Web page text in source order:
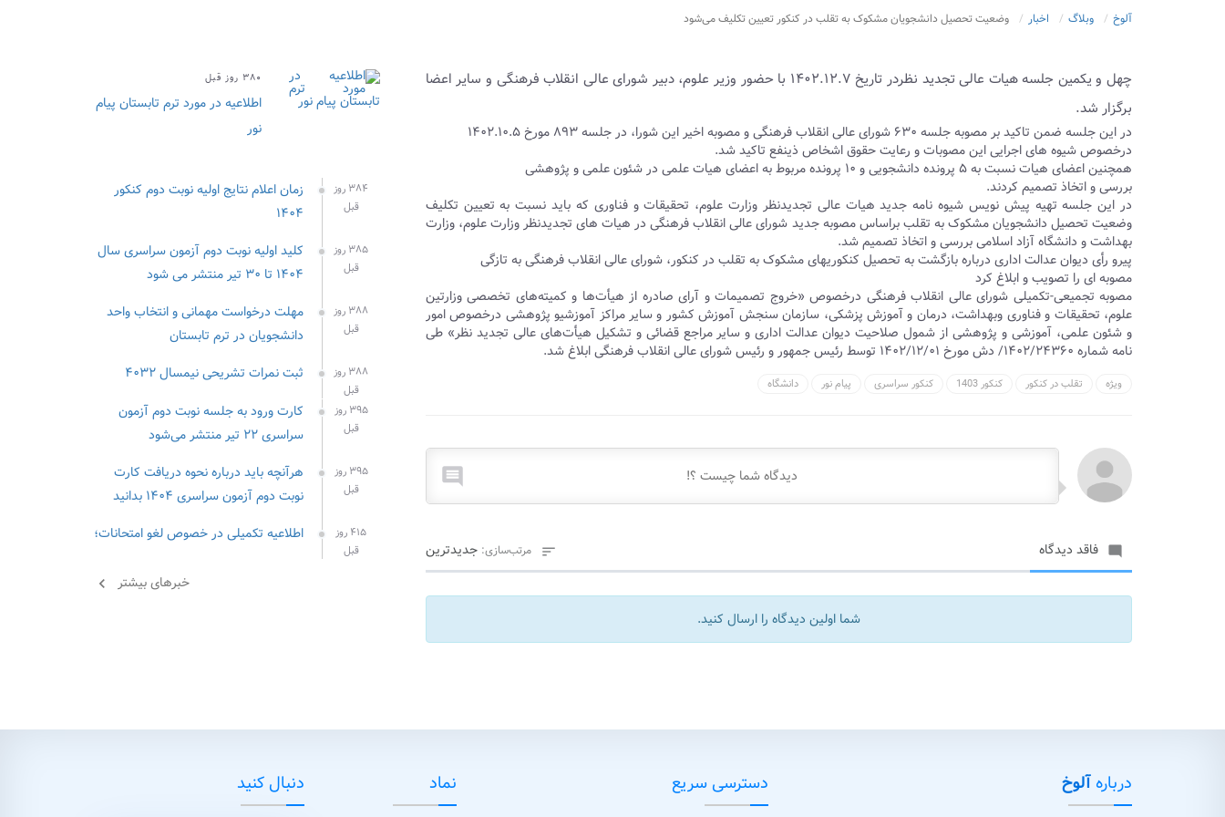
آلوخ وبلاگ اخبار وضعیت تحصیل دانشجویان مشکوک به تقلب در کنکور تعیین تکلیف می‌شود
چهل و یکمین جلسه هیات عالی تجدید نظردر تاریخ ۱۴۰۲.۱۲.۷ با حضور وزیر علوم، دبیر شورای عالی انقلاب فرهنگی و سایر اعضا
برگزار شد.
در این جلسه ضمن تاکید بر مصوبه جلسه‌ ۶۳۰ شورای عالی انقلاب فرهنگی و مصوبه اخیر این شورا، در جلسه‌ ۸۹۳ مورخ ۱۴۰۲.۱۰.۵
درخصوص شیوه های اجرایی این مصوبات و رعایت حقوق اشخاص ذینفع تاکید شد.
همچنین اعضای هیات نسبت به ۵ پرونده دانشجویی و ۱۰ پرونده مربوط به اعضای هیات علمی در شئون علمی و پژوهشی
بررسی و اتخاذ تصمیم کردند.
در این جلسه تهیه پیش نویس شیوه نامه جدید هیات عالی تجدیدنظر وزارت علوم، تحقیقات و فناوری که باید نسبت به تعیین تکلیف
وضعیت تحصیل دانشجویان مشکوک به تقلب براساس مصوبه جدید شورای عالی انقلاب فرهنگی در هیات های تجدیدنظر وزارت علوم، وزارت
بهداشت و دانشگاه آزاد اسلامی بررسی و اتخاذ تصمیم شد.
پیرو رأی دیوان عدالت اداری درباره بازگشت به تحصیل کنکوریهای مشکوک به تقلب در کنکور، شورای عالی انقلاب فرهنگی به تازگی
مصوبه ای را تصویب و ابلاغ کرد
مصوبه تجمیعی-تکمیلی شورای عالی انقلاب فرهنگی درخصوص «خروج تصمیمات و آرای صادره از هیأت‌ها و کمیته‌های تخصصی وزارتین
علوم، تحقیقات و فناوری وبهداشت، درمان و آموزش پزشکی، سازمان سنجش آموزش کشور و سایر مراکز آموزشیو پژوهشی درخصوص امور
و شئون علمی، آموزشی و پژوهشی از شمول صلاحیت دیوان عدالت اداری و سایر مراجع قضائی و تشکیل هیأت‌های عالی تجدید نظر» طی
نامه شماره ۱۴۰۲/۲۴۳۶۰/ دش مورخ ۱۴۰۲/۱۲/۰۱ توسط رئیس جمهور و رئیس شورای عالی انقلاب فرهنگی ابلاغ شد.
ویژه تقلب در کنکور کنکور 1403 کنکور سراسری پیام نور دانشگاه

 فاقد دیدگاه مرتب‌سازی: جدیدترین 
شما اولین دیدگاه را ارسال کنید.
۳۸۰ روز قبل
اطلاعیه در مورد ترم تابستان پیام
نور
۳۸۴ روز
قبل
زمان اعلام نتایج اولیه نوبت دوم کنکور
۱۴۰۴
۳۸۵ روز
قبل
کلید اولیه نوبت دوم آزمون سراسری سال
۱۴۰۴ تا ۳۰ تیر منتشر می شود
۳۸۸ روز
قبل
مهلت درخواست مهمانی و انتخاب واحد
دانشجویان در ترم تابستان
۳۸۸ روز
قبل
ثبت نمرات تشریحی نیمسال ۴۰۳۲
۳۹۵ روز
قبل
کارت ورود به جلسه نوبت دوم آزمون
سراسری ۲۲ تیر منتشر می‌شود
۳۹۵ روز
قبل
هرآنچه باید درباره نحوه دریافت کارت
نوبت دوم آزمون سراسری ۱۴۰۴ بدانید
۴۱۵ روز
قبل
اطلاعیه تکمیلی در خصوص لغو امتحانات؛
خبرهای بیشتر chevron_left
درباره آلوخ دسترسی سریع نماد دنبال کنید